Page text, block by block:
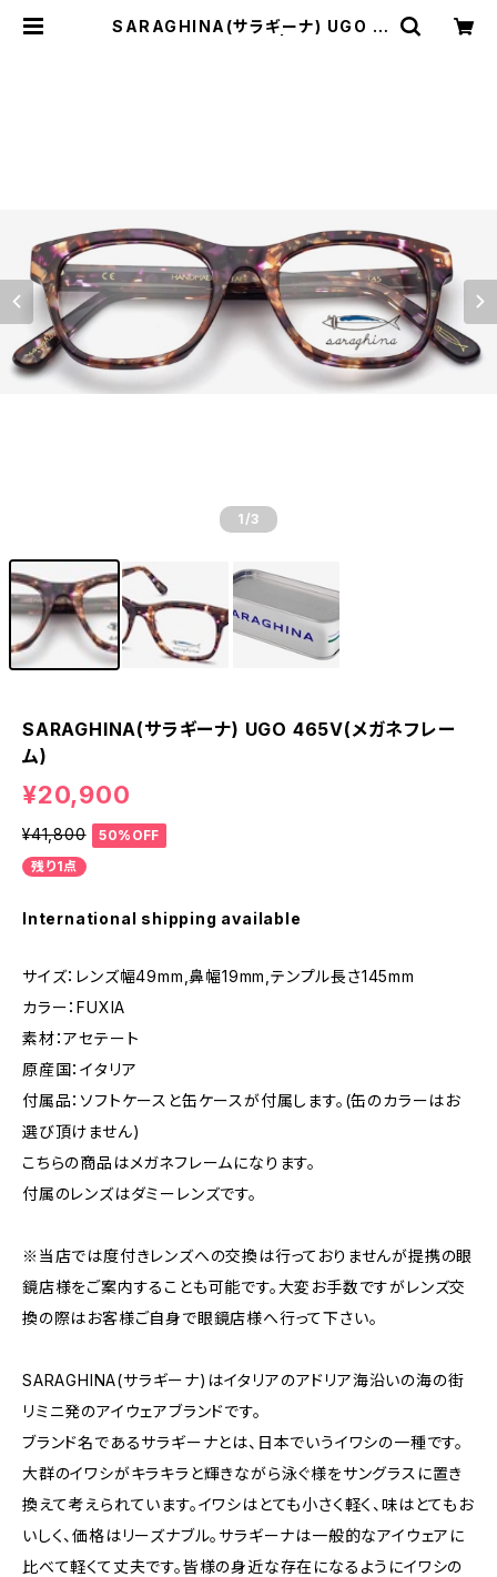
SARAGHINA(サラギーナ) UGO 4
1 /3
SARAGHINA(サラギーナ) UGO 465V(メガネフレー
ム)
¥20,900
¥41,800
50%OFF
残り1点
International shipping available
サイズ：レンズ幅49mm,鼻幅19mm,テンプル長さ145mm
カラー：FUXIA
素材：アセテート
原産国：イタリア
付属品：ソフトケースと缶ケースが付属します。(缶のカラーはお
選び頂けません)
こちらの商品はメガネフレームになります。
付属のレンズはダミーレンズです。
※当店では度付きレンズへの交換は行っておりませんが提携の眼
鏡店様をご案内することも可能です。大変お手数ですがレンズ交
換の際はお客様ご自身で眼鏡店様へ行って下さい。
SARAGHINA(サラギーナ)はイタリアのアドリア海沿いの海の街
リミニ発のアイウェアブランドです。
ブランド名であるサラギーナとは、日本でいうイワシの一種です。
大群のイワシがキラキラと輝きながら泳ぐ様をサングラスに置き
換えて考えられています。イワシはとても小さく軽く、味はとてもお
いしく、価格はリーズナブル。サラギーナは一般的なアイウェアに
比べて軽くて丈夫です。皆様の身近な存在になるようにイワシの